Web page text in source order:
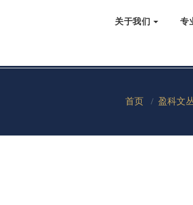
关于我们 专
首页 / 盈科文